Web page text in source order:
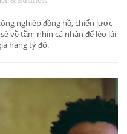
nghiệp đồng hồ, chiến lược
về tầm nhìn cá nhân để lèo lái
hàng tỷ đô.